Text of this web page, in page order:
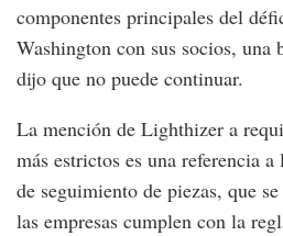
componentes principales del
Washington con sus socios, una
dijo que no puede continuar.
La mención de Lighthizer a
más estrictos es una referencia
de seguimiento de piezas, que
las empresas cumplen con la